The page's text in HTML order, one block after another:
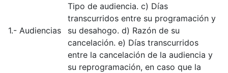
1.- Audiencias
Tipo de audiencia. c) Días
transcurridos entre su programación y
su desahogo. d) Razón de su
cancelación. e) Días transcurridos
entre la cancelación de la audiencia y
su reprogramación, en caso que la